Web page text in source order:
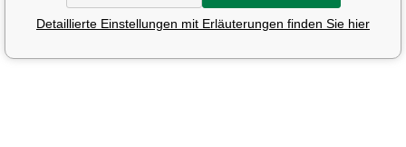
Detaillierte Einstellungen mit Erläuterungen finden Sie hier